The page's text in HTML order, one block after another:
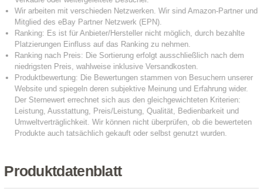
Produktdatenblatt